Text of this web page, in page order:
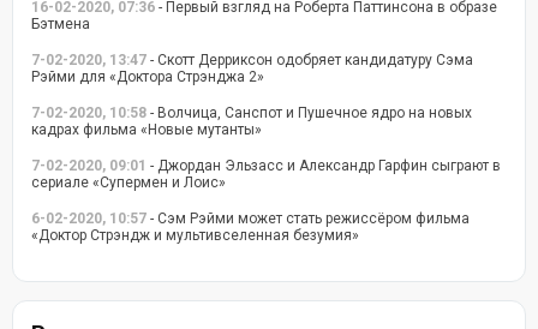
16-02-2020, 07:36 - Первый взгляд на Роберта Паттинсона в образе
Бэтмена
7-02-2020, 13:47 - Скотт Дерриксон одобряет кандидатуру Сэма
Рэйми для «Доктора Стрэнджа 2»
7-02-2020, 10:58 - Волчица, Санспот и Пушечное ядро на новых
кадрах фильма «Новые мутанты»
7-02-2020, 09:01 - Джордан Эльзасс и Александр Гарфин сыграют в
сериале «Супермен и Лоис»
6-02-2020, 10:57 - Сэм Рэйми может стать режиссёром фильма
«Доктор Стрэндж и мультивселенная безумия»